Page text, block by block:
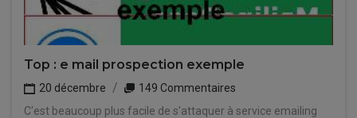
Top : e mail prospection exemple
20 décembre
149 Commentaires
C'est beaucoup plus facile de s'attaquer à service emailing